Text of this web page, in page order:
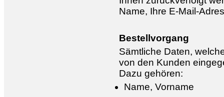
Name, Ihre E-Mail-
Bestellvorgang
Sämtliche Daten,
von den Kunden
Dazu gehören:
Name, Vorname